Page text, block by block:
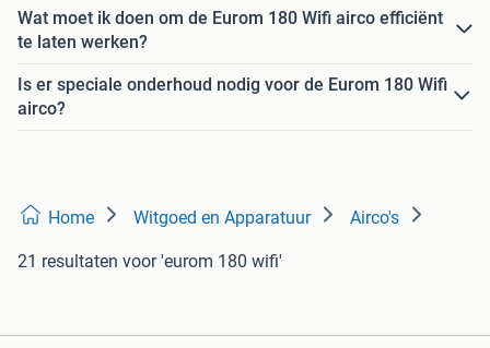
Wat moet ik doen om de Eurom 180 Wifi airco efficiënt
te laten werken?
Is er speciale onderhoud nodig voor de Eurom 180 Wifi
airco?
Home Witgoed en Apparatuur Airco's
21 resultaten voor 'eurom 180 wifi'